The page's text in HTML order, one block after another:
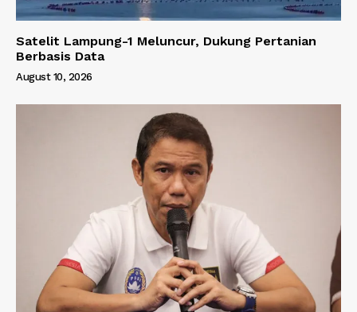
Satelit Lampung-1 Meluncur, Dukung Pertanian
Berbasis Data
August 10, 2026